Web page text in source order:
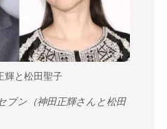
輝と松田聖子
ブン（神田正輝さんと松田